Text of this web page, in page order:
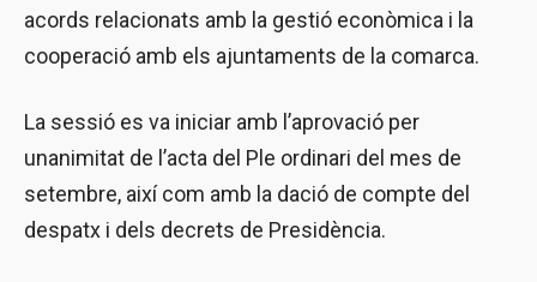
acords relacionats amb la gestió econòmica i la
cooperació amb els ajuntaments de la comarca.
La sessió es va iniciar amb l’aprovació per
unanimitat de l’acta del Ple ordinari del mes de
setembre, així com amb la dació de compte del
despatx i dels decrets de Presidència.